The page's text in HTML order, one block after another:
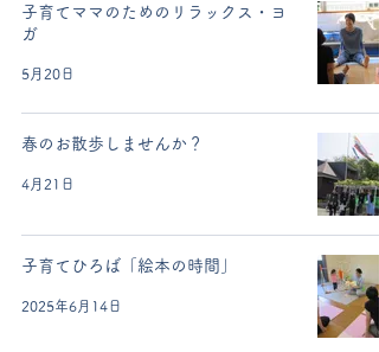
子育てママのためのリラックス・ヨ
ガ
5月20日
春のお散歩しませんか？
4月21日
子育てひろば「絵本の時間」
2025年6月14日